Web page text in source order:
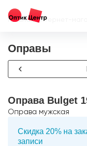
Главная/Интернет-
Оправы
Оправа Bulget
Оправа мужская
Скидка 20% на
записи